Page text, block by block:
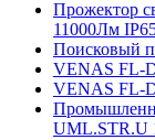
Прожектор
11000Лм
Поисковый
VENAS FL-
VENAS FL-
UML.STR.U